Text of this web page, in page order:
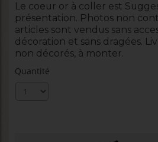
Le coeur or à coller est
présentation. Photos non
articles sont vendus sans
décoration et sans dragées.
non décorés, à monter.
Quantité